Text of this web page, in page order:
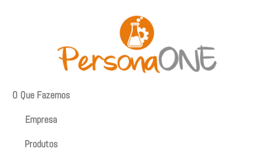
O Que Fazemos
Empresa
Produtos